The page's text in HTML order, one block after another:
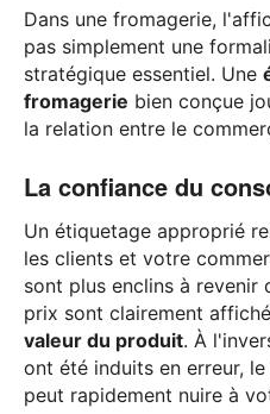
Dans une fromagerie,
pas simplement une
stratégique essentiel. Une
fromagerie bien conçue
la relation entre le
La confiance du
Un étiquetage approprié
les clients et votre
sont plus enclins à revenir
prix sont clairement
valeur du produit. À
ont été induits en erreur,
peut rapidement nuire à